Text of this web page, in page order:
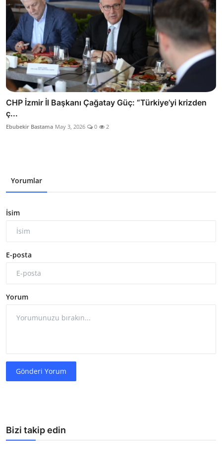
CHP İzmir İl Başkanı Çağatay Güç: “Türkiye’yi krizden
ç...
Ebubekir Bastama May 3, 2026 0 2
Yorumlar
İsim
E-posta
Yorum
Gönderi Yorum
Bizi takip edin